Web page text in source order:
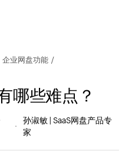
企业网盘功能 /
哪些难点？
孙淑敏 | SaaS网盘产品专
家